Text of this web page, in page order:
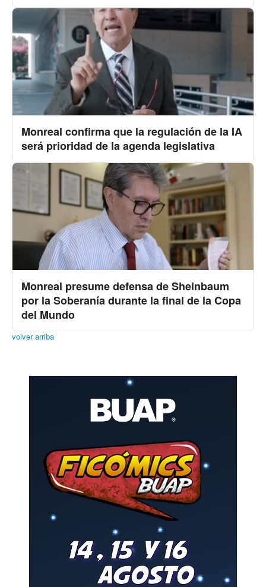
Monreal confirma que la regulación de la IA
será prioridad de la agenda legislativa
Monreal presume defensa de Sheinbaum
por la Soberanía durante la final de la Copa
del Mundo
volver arriba